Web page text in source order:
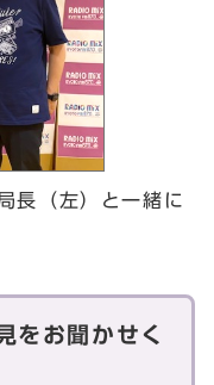
長（左）と一緒に
をお聞かせく